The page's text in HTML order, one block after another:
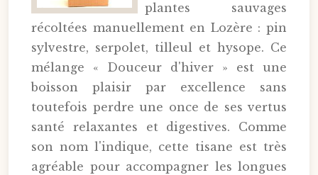
plantes sauvages
récoltées manuellement en Lozère : pin
sylvestre, serpolet, tilleul et hysope. Ce
mélange « Douceur d'hiver » est une
boisson plaisir par excellence sans
toutefois perdre une once de ses vertus
santé relaxantes et digestives. Comme
son nom l'indique, cette tisane est très
agréable pour accompagner les longues